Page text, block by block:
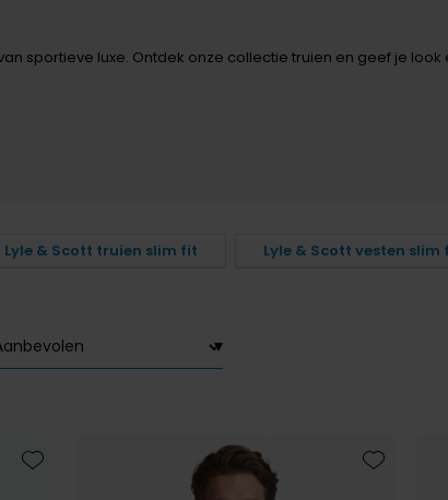
sportieve luxe. Ontdek onze collectie truien en geef je
Lyle & Scott truien slim fit Lyle & Scott vesten slim
Toevoegen aan favorieten